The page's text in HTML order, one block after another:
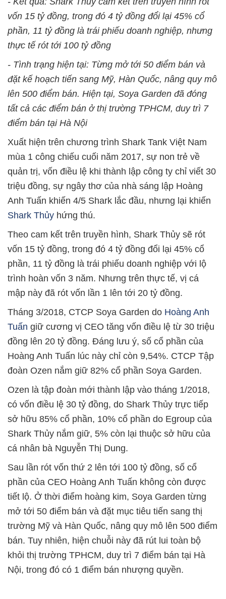
vốn 15 tỷ đồng, trong đó 4 tỷ đồng đổi lại 45% cổ
phần, 11 tỷ đồng là trái phiếu doanh nghiệp, nhưng
thực tế rót tới 100 tỷ đồng
- Tình trạng hiện tại: Từng mở tới 50 điểm bán và
đặt kế hoạch tiến sang Mỹ, Hàn Quốc, nâng quy mô
lên 500 điểm bán. Hiện tại, Soya Garden đã đóng
tất cả các điểm bán ở thị trường TPHCM, duy trì 7
điểm bán tại Hà Nội
Xuất hiện trên chương trình Shark Tank Việt Nam
mùa 1 công chiếu cuối năm 2017, sự non trẻ về
quản trị, vốn điều lệ khi thành lập công ty chỉ viết 30
triệu đồng, sự ngây thơ của nhà sáng lập Hoàng
Anh Tuấn khiến 4/5 Shark lắc đầu, nhưng lại khiến
Shark Thủy hứng thú.
Theo cam kết trên truyền hình, Shark Thủy sẽ rót
vốn 15 tỷ đồng, trong đó 4 tỷ đồng đổi lại 45% cổ
phần, 11 tỷ đồng là trái phiếu doanh nghiệp với lộ
trình hoàn vốn 3 năm. Nhưng trên thực tế, vị cá
mập này đã rót vốn lần 1 lên tới 20 tỷ đồng.
Tháng 3/2018, CTCP Soya Garden do Hoàng Anh
Tuấn giữ cương vị CEO tăng vốn điều lệ từ 30 triệu
đồng lên 20 tỷ đồng. Đáng lưu ý, số cổ phần của
Hoàng Anh Tuấn lúc này chỉ còn 9,54%. CTCP Tập
đoàn Ozen nắm giữ 82% cổ phần Soya Garden.
Ozen là tập đoàn mới thành lập vào tháng 1/2018,
có vốn điều lệ 30 tỷ đồng, do Shark Thủy trực tiếp
sở hữu 85% cổ phần, 10% cổ phần do Egroup của
Shark Thủy nắm giữ, 5% còn lại thuộc sở hữu của
cá nhân bà Nguyễn Thị Dung.
Sau lần rót vốn thứ 2 lên tới 100 tỷ đồng, số cổ
phần của CEO Hoàng Anh Tuấn không còn được
tiết lộ. Ở thời điểm hoàng kim, Soya Garden từng
mở tới 50 điểm bán và đặt mục tiêu tiến sang thị
trường Mỹ và Hàn Quốc, nâng quy mô lên 500 điểm
bán. Tuy nhiên, hiện chuỗi này đã rút lui toàn bộ
khỏi thị trường TPHCM, duy trì 7 điểm bán tại Hà
Nội, trong đó có 1 điểm bán nhượng quyền.